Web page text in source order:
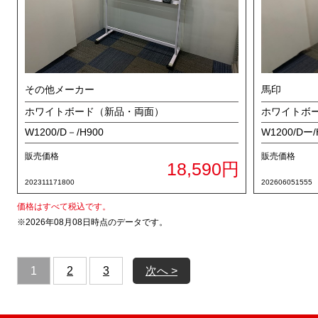
18,590円
その他メーカー
ホワイトボード（新品・両面）
W1200/D－/H900
販売価格
202311171800
馬印
ホワイトボ
W1200/Dー
販売価格
202606051555
価格はすべて税込です。
※2026年08月08日時点のデータです。
1 2 3 次へ >